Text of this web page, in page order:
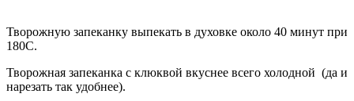
Творожную запеканку выпекать в духовке около 40 минут при
180С.
Творожная запеканка с клюквой вкуснее всего холодной (да и
нарезать так удобнее).